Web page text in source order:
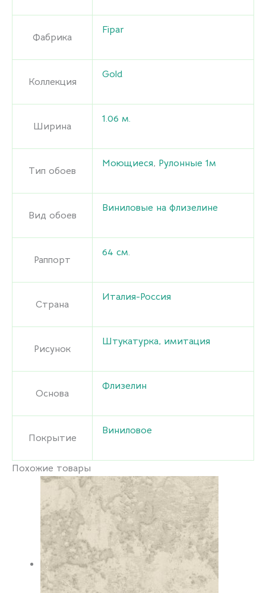
Фабрика
Fipar
Коллекция
Gold
Ширина
1.06 м.
Тип обоев
Моющиеся, Рулонные 1м
Вид обоев
Виниловые на флизелине
Раппорт
64 cм.
Страна
Италия-Россия
Рисунок
Штукатурка, имитация
Основа
Флизелин
Покрытие
Виниловое
Похожие товары